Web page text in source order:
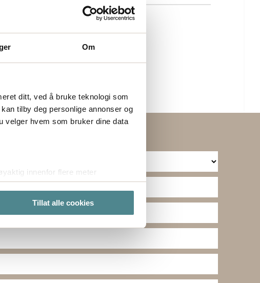
Om
ditt, ved å bruke teknologi som
tilby deg personlige annonser og
velger hvem som bruker dine data
innenfor flere meter
kan velge hvordan de skal brukes.
å klikke på "Tilpass".
Tillat alle cookies